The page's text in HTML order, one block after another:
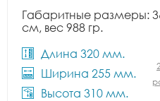
Габаритные размеры:
см, вес 988 гр.
Длина 320 мм.
Ширина 255 мм.
Высота 310 мм.